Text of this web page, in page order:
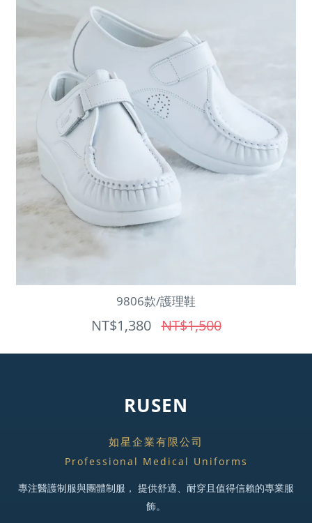
9806款/護理鞋
NT$1,380NT$1,500
RUSEN
如星企業有限公司
Professional Medical Uniforms
專注醫護制服與團體制服， 提供舒適、耐穿且值得信賴的專業服
飾。